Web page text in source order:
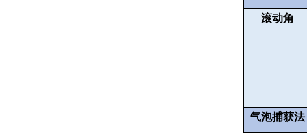
滚动角
气泡捕获法